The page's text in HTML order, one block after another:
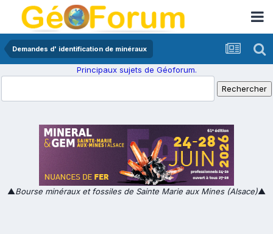
Demandes d' identification de minéraux
Principaux sujets de Géoforum.
▲Bourse minéraux et fossiles de Sainte Marie aux Mines (Alsace)▲